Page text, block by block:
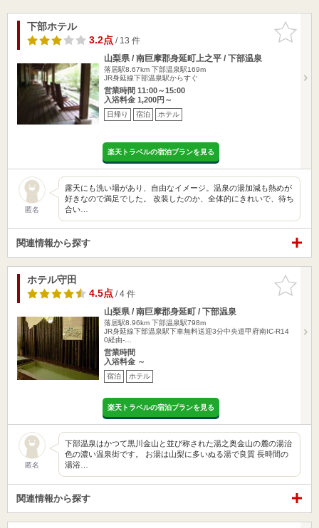
お気に入
りに追加
下部ホテル
3.2点/ 13 件
山梨県 / 南巨摩郡身延町上之平 / 下部温泉
落居駅8.67km 下部温泉駅169m
JR身延線下部温泉駅からすぐ
営業時間 11:00～15:00
入浴料金 1,200円～
日帰り 宿泊 ホテル
楽天トラベルの宿泊プランを見る
匿名
露天にも洗い場があり、自由なイメージ。温泉の湯加減も熱めが
好きなので満足でした。 改装したのか、全体的にきれいで、待ち
合い…
関連情報から探す
お気に入
りに追加
ホテル守田
4.5点/ 4 件
山梨県 / 南巨摩郡身延町 / 下部温泉
落居駅8.96km 下部温泉駅798m
JR身延線下部温泉駅下車無料送迎3分中央道甲府南IC-R14
0経由-…
営業時間
入浴料金 ～
宿泊 ホテル
楽天トラベルの宿泊プランを見る
匿名
下部温泉はかつて黒川金山と並び称された湯之奥金山の麓の湯治
色の濃い温泉街です。 お湯は山梨に多いぬる湯で良質 長時間の
湯浴…
関連情報から探す